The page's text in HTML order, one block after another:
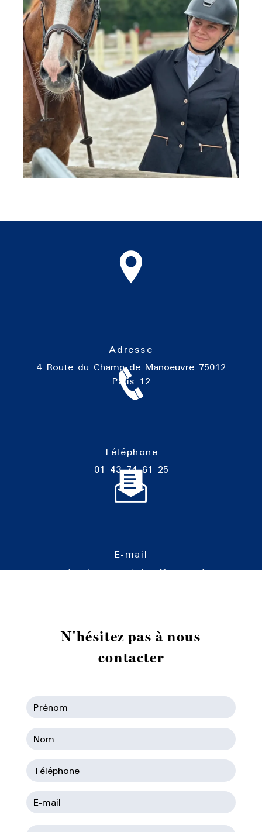
Adresse
4 Route du Champ de Manoeuvre 75012
Paris 12
Téléphone
01 43 74 61 25
E-mail
cartoucherie-equitation@orange.fr
N'hésitez pas à nous
contacter